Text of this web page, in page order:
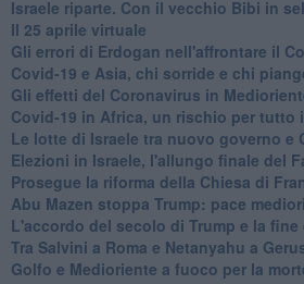
Israele riparte. Con il vecchio Bibi in
Il 25 aprile virtuale
Gli errori di Erdogan nell'affrontare il
Covid-19 e Asia, chi sorride e chi
Gli effetti del Coronavirus in
Covid-19 in Africa, un rischio per tutto
Le lotte di Israele tra nuovo governo e
Elezioni in Israele, l'allungo finale del
Prosegue la riforma della Chiesa di
Abu Mazen stoppa Trump: pace
L'accordo del secolo di Trump e la
Tra Salvini a Roma e Netanyahu a
Golfo e Medioriente a fuoco per la